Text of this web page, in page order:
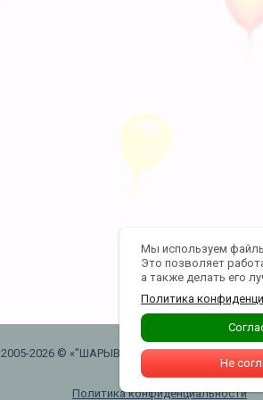
2005-2026 © «"ШАРЫВАУ" воздушные шары .
Москва. Таганская»
Политика конфиденциальности
Мы используем
Это позволяет
а также делать его
Политика
Не